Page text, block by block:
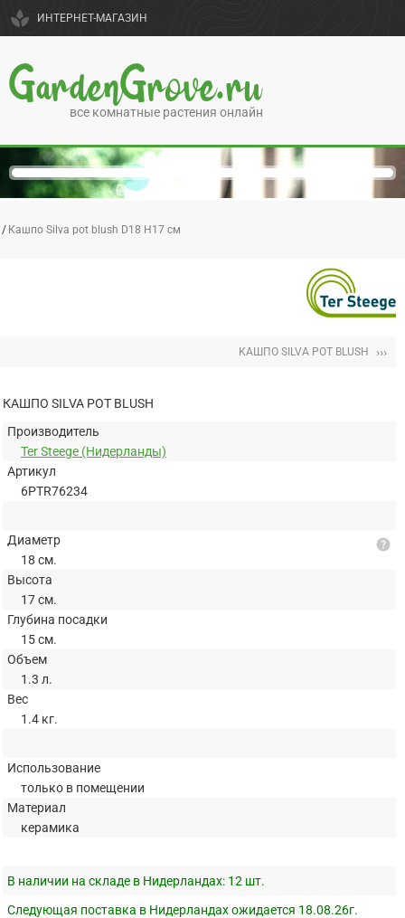
spa ИНТЕРНЕТ-МАГАЗИН
GardenGrove.ru
все комнатные растения онлайн
Кашпо Silva pot blush D18 H17 см
КАШПО SILVA POT BLUSH ›››
КАШПО SILVA POT BLUSH
Производитель
Ter Steege (Нидерланды)
Артикул
6PTR76234
Диаметр
18 см.
Высота
17 см.
Глубина посадки
15 см.
Объем
1.3 л.
Вес
1.4 кг.
help
Использование
только в помещении
Материал
керамика
В наличии на складе в Нидерландах: 12 шт.
Следующая поставка в Нидерландах ожидается 18.08.26г.